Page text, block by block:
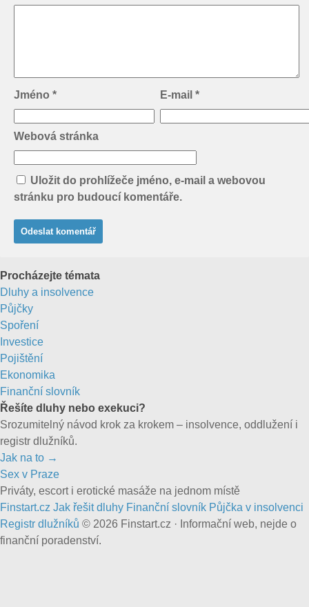
Jméno * E-mail*
Webová stránka
Uložit do prohlížeče jméno, e-mail a webovou
stránku pro budoucí komentáře.
Procházejte témata
Dluhy a insolvence
Půjčky
Spoření
Investice
Pojištění
Ekonomika
Finanční slovník
Řešíte dluhy nebo exekuci?
Srozumitelný návod krok za krokem – insolvence, oddlužení i
registr dlužníků.
Jak na to →
Sex v Praze
Priváty, escort i erotické masáže na jednom místě
Finstart.cz Jak řešit dluhy Finanční slovník Půjčka v insolvenci
Registr dlužníků © 2026 Finstart.cz · Informační web, nejde o
finanční poradenství.